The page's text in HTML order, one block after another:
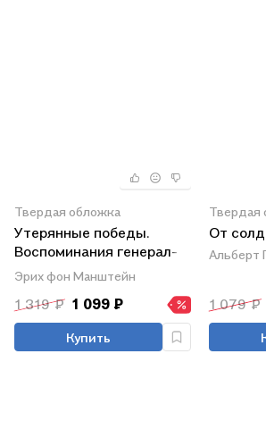
Твердая обложка
Утерянные победы.
Воспоминания генерал­
фельдмаршала вермахта
Эрих фон Манштейн
1 319 ₽ 1 099 ₽
Купить
Твердая
От
Альберт
1 079 ₽